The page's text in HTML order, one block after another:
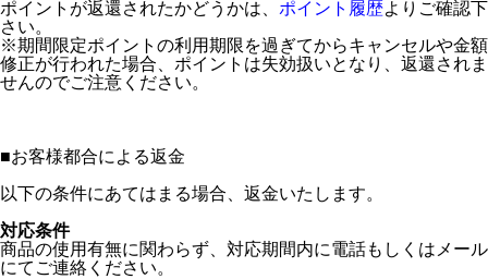
ポイントが返還されたかどうかは、 ポイント履歴よりご確認下
さい。
※期間限定ポイントの利用期限を過ぎてからキャンセルや金額
修正が行われた場合、ポイントは失効扱いとなり、返還されま
せんのでご注意ください。
■お客様都合による返金
以下の条件にあてはまる場合、返金いたします。
対応条件
商品の使用有無に関わらず、対応期間内に電話もしくはメール
にてご連絡ください。